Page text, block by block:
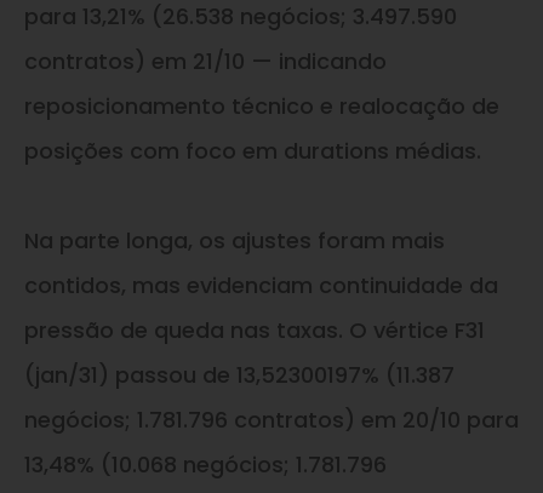
para 13,21% (26.538 negócios; 3.497.590
contratos) em 21/10 — indicando
reposicionamento técnico e realocação de
posições com foco em durations médias.
Na parte longa, os ajustes foram mais
contidos, mas evidenciam continuidade da
pressão de queda nas taxas. O vértice F31
(jan/31) passou de 13,52300197% (11.387
negócios; 1.781.796 contratos) em 20/10 para
13,48% (10.068 negócios; 1.781.796